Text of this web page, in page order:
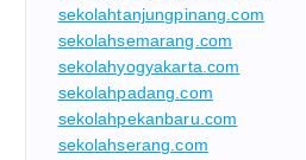
sekolahtanjungpinang.com
sekolahsemarang.com
sekolahyogyakarta.com
sekolahpadang.com
sekolahpekanbaru.com
sekolahserang.com